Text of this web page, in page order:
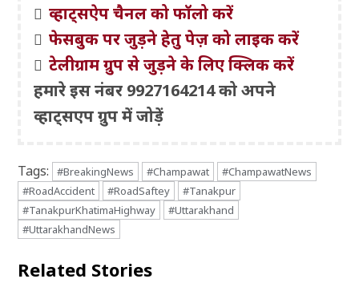
व्हाट्सऐप चैनल को फॉलो करें
फेसबुक पर जुड़ने हेतु पेज़ को लाइक करें
टेलीग्राम ग्रुप से जुड़ने के लिए क्लिक करें
हमारे इस नंबर 9927164214 को अपने
व्हाट्सएप ग्रुप में जोड़ें
Tags: #BreakingNews #Champawat
#ChampawatNews
#RoadAccident
#RoadSaftey
#Tanakpur
#TanakpurKhatimaHighway
#Uttarakhand
#UttarakhandNews
Related Stories